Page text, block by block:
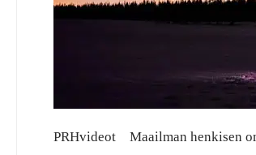
PRHvideot Maailman henkisen